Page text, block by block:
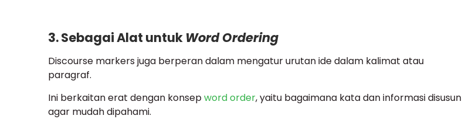
3. Sebagai Alat untuk Word Ordering
Discourse markers juga berperan dalam mengatur urutan ide dalam kalimat atau
paragraf.
Ini berkaitan erat dengan konsepword order, yaitu bagaimana kata dan informasi disusun
agar mudah dipahami.